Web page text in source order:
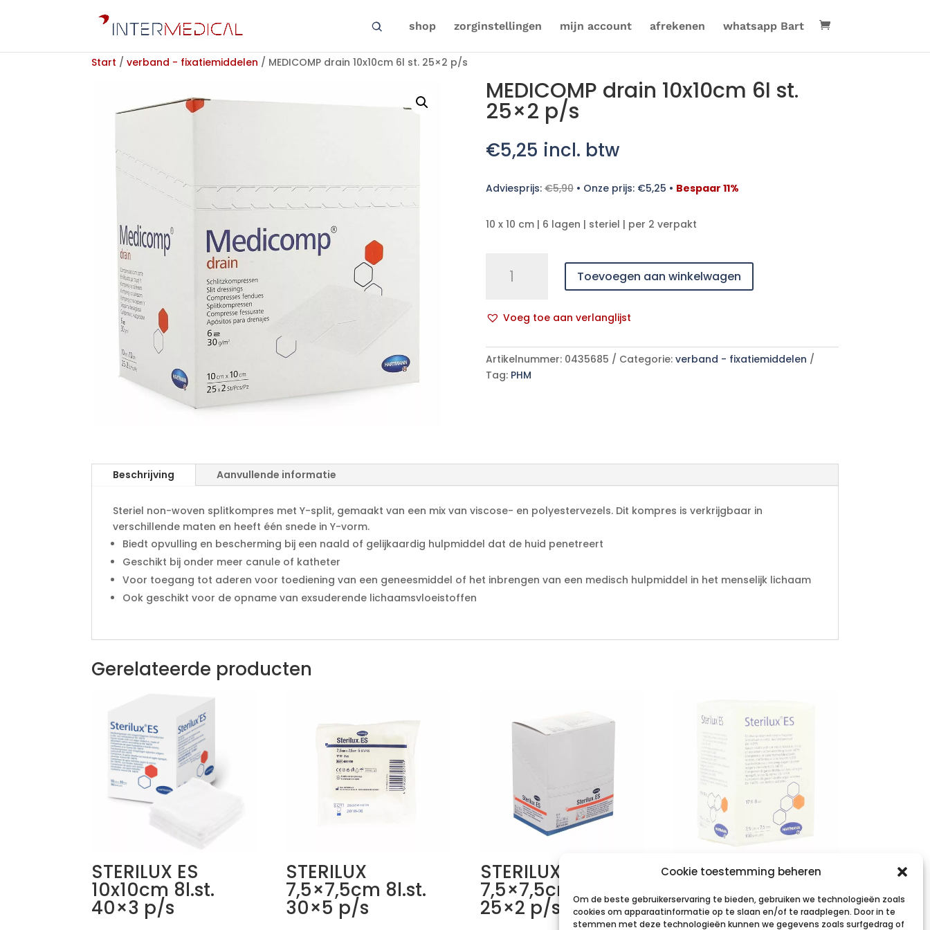
Cookie toestemming beheren
Om de beste gebruikerservaring te bieden, gebruiken we technologieën zoals
cookies om apparaatinformatie op te slaan en/of te raadplegen. Door in te
stemmen met deze technologieën kunnen we gegevens zoals surfgedrag of
shop zorginstellingen mijn account afrekenen whatsapp Bart
Start / verband - fixatiemiddelen / MEDICOMP drain 10x10cm 6l st. 25×2 p/s
MEDICOMP drain 10x10cm 6l st.
25×2 p/s
€5,25 incl. btw
Adviesprijs:€5,90• Onze prijs: €5,25 • Bespaar 11%
10 x 10 cm | 6 lagen | steriel | per 2 verpakt
drain
st.
p/s
aantal
Toevoegen aan winkelwagen
Voeg toe aan verlanglijst
l
t
e
i
:
Artikelnummer: 0435685 Categorie: verband - fixatiemiddelen
Tag: PHM
Beschrijving Aanvullende informatie
Steriel non-woven splitkompres met Y-split, gemaakt van een mix van viscose- en polyestervezels. Dit kompres is verkrijgbaar in
verschillende maten en heeft één snede in Y-vorm.
Biedt opvulling en bescherming bij een naald of gelijkaardig hulpmiddel dat de huid penetreert
Geschikt bij onder meer canule of katheter
Voor toegang tot aderen voor toediening van een geneesmiddel of het inbrengen van een medisch hulpmiddel in het menselijk lichaam
Ook geschikt voor de opname van exsuderende lichaamsvloeistoffen
Gerelateerde producten
STERILUX ES
10x10cm 8l.st.
40×3 p/s
STERILUX
7,5×7,5cm 8l.st.
30×5 p/s
STERILUX ES
7,5×7,5cm 8l.st.
25×2 p/s
STERILUX ES
7,5×7,5cm 8l.nst.
100 p/s